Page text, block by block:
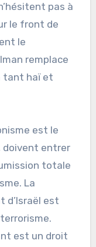
pas à
le front de
le
remplace
tant haï et
est le
doivent entrer
totale
La
d’Israël est
est un droit